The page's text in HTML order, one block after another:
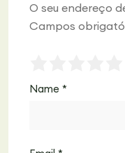
O seu endereço
Campos
Name *